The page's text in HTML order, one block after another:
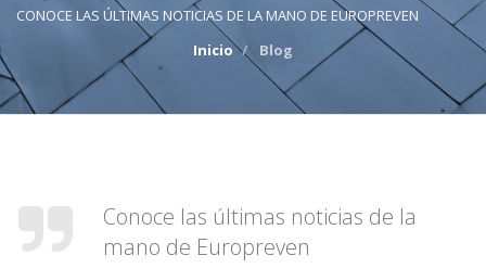
CONOCE LAS ÚLTIMAS NOTICIAS DE LA MANO DE EUROPREVEN
Inicio
Blog
Conoce las últimas noticias de la
mano de Europreven